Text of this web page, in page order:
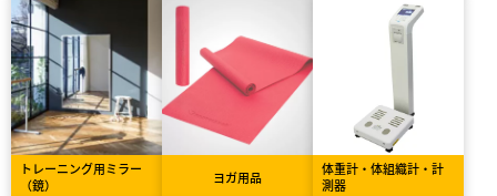
トレーニング用ミラー
（鏡）
ヨガ用品
体重計・体組織計・計
測器